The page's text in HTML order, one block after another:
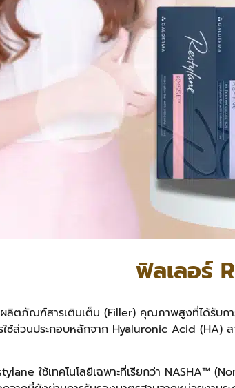
ฟิลเลอร์
ลิตภัณฑ์สารเติมเต็ม (Filler) คุณภาพสูงที่ได้รับก
ใช้ส่วนประกอบหลักจาก Hyaluronic Acid (HA)
ใช้เทคโนโลยีเฉพาะที่เรียกว่า NASHA™